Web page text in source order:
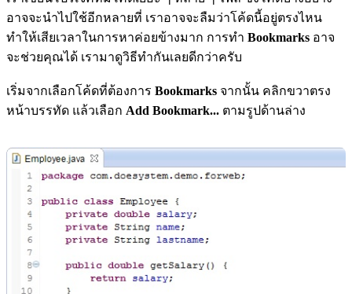
อาจจะนำไปใช้อีกหลายที่ เราอาจจะลืมว่าโค้ดนี้อยู่ตรงไหน
ทำให้เสียเวลาในการหาค่อยข้างมาก การทำ Bookmarks อาจ
จะช่วยคุณได้ เรามาดูวิธีทำกันเลยดีกว่าครับ
เริ่มจากเลือกโค้ดที่ต้องการ Bookmarks จากนั้น คลิกขวาตรง
หน้าบรรทัด แล้วเลือก Add Bookmark... ตามรูปด้านล่าง